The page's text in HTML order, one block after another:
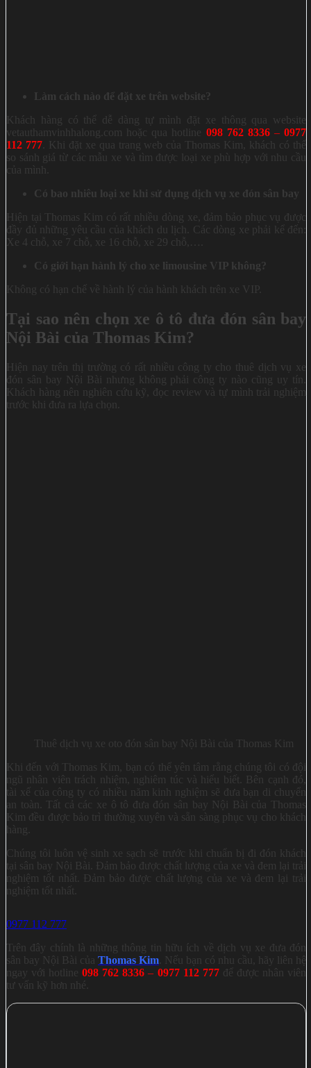
Làm cách nào để đặt xe trên website?
Khách hàng có thể dễ dàng tự mình đặt xe thông qua website
vetauthamvinhhalong.com hoặc qua hotline 098 762 8336– 0977
112 777. Khi đặt xe qua trang web của Thomas Kim, khách có thể
so sánh giá từ các mẫu xe và tìm được loại xe phù hợp với nhu cầu
của mình.
Có bao nhiêu loại xe khi sử dụng dịch vụ xe đón sân bay
Hiện tại Thomas Kim có rất nhiều dòng xe, đảm bảo phục vụ được
đầy đủ những yêu cầu của khách du lịch. Các dòng xe phải kể đến:
Xe 4 chỗ, xe 7 chỗ, xe 16 chỗ, xe 29 chỗ,….
Có giới hạn hành lý cho xe limousine VIP không?
Không có hạn chế về hành lý của hành khách trên xe VIP.
Tại sao nên chọn xe ô tô đưa đón sân bay
Nội Bài của Thomas Kim?
Hiện nay trên thị trường có rất nhiều công ty cho thuê dịch vụ xe
đón sân bay Nội Bài nhưng không phải công ty nào cũng uy tín.
Khách hàng nên nghiên cứu kỹ, đọc review và tự mình trải nghiệm
trước khi đưa ra lựa chọn.
Thuê dịch vụ xe oto đón sân bay Nội Bài của Thomas Kim
Khi đến với Thomas Kim, bạn có thể yên tâm rằng chúng tôi có đội
ngũ nhân viên trách nhiệm, nghiêm túc và hiểu biết. Bên cạnh đó,
tài xế của công ty có nhiều năm kinh nghiệm sẽ đưa bạn di chuyển
an toàn. Tất cả các xe ô tô đưa đón sân bay Nội Bài của Thomas
Kim đều được bảo trì thường xuyên và sẵn sàng phục vụ cho khách
hàng.
Chúng tôi luôn vệ sinh xe sạch sẽ trước khi chuẩn bị đi đón khách
tại sân bay Nội Bài. Đảm bảo được chất lượng của xe và đem lại trải
nghiệm tốt nhất. Đảm bảo được chất lượng của xe và đem lại trải
nghiệm tốt nhất.
0977 112 777
Trên đây chính là những thông tin hữu ích về dịch vụ xe đưa đón
sân bay Nội Bài của Thomas Kim . Nếu bạn có nhu cầu, hãy liên hệ
ngay với hotline098 762 8336 – 0977 112 777để được nhân viên
tư vấn kỹ hơn nhé.